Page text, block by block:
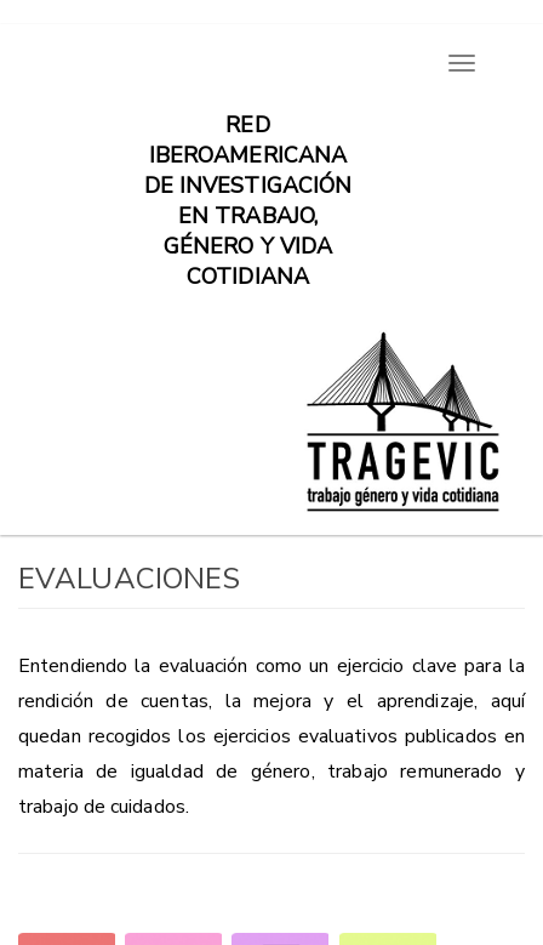
RED
IBEROAMERICANA
DE INVESTIGACIÓN
EN TRABAJO,
GÉNERO Y VIDA
COTIDIANA
Toggle
EVALUACIONES
Entendiendo la evaluación como un ejercicio clave para la
rendición de cuentas, la mejora y el aprendizaje, aquí
quedan recogidos los ejercicios evaluativos publicados en
materia de igualdad de género, trabajo remunerado y
trabajo de cuidados.